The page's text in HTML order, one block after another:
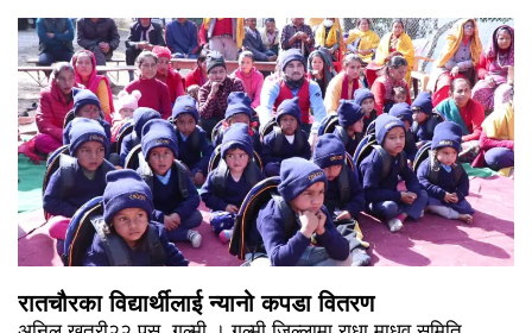
रातचौरका विद्यार्थीलाई न्यानो कपडा वितरण